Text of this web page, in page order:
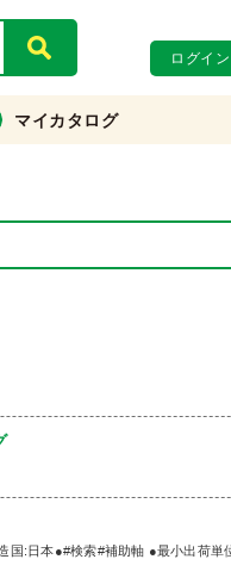
ログイン
合計： 0円
マイカタログ
国:日本●#検索#補助軸 ●最小出荷単